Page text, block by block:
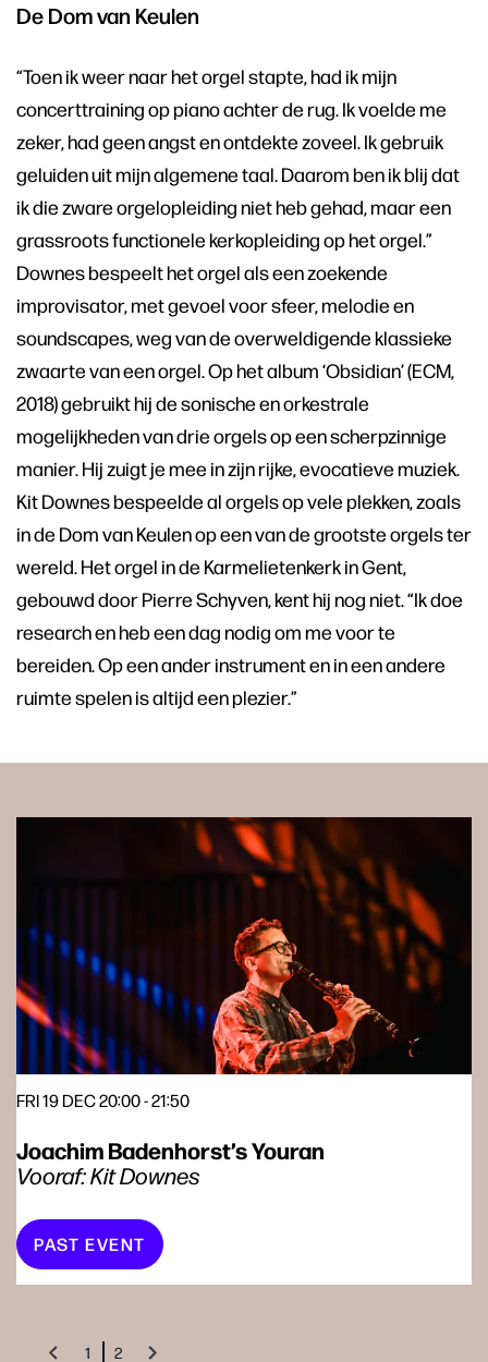
De Dom van Keulen
“Toen ik weer naar het orgel stapte, had ik mijn
concerttraining op piano achter de rug. Ik voelde me
zeker, had geen angst en ontdekte zoveel. Ik gebruik
geluiden uit mijn algemene taal. Daarom ben ik blij dat
ik die zware orgelopleiding niet heb gehad, maar een
grassroots functionele kerkopleiding op het orgel.”
Downes bespeelt het orgel als een zoekende
improvisator, met gevoel voor sfeer, melodie en
soundscapes, weg van de overweldigende klassieke
zwaarte van een orgel. Op het album ‘Obsidian’ (ECM,
2018) gebruikt hij de sonische en orkestrale
mogelijkheden van drie orgels op een scherpzinnige
manier. Hij zuigt je mee in zijn rijke, evocatieve muziek.
Kit Downes bespeelde al orgels op vele plekken, zoals
in de Dom van Keulen op een van de grootste orgels ter
wereld. Het orgel in de Karmelietenkerk in Gent,
gebouwd door Pierre Schyven, kent hij nog niet. “Ik doe
research en heb een dag nodig om me voor te
bereiden. Op een ander instrument en in een andere
ruimte spelen is altijd een plezier.”
Joachim Badenhorst’s Youran
Vooraf: Kit Downes
FRI 19 DEC20:00 - 21:50
PAST EVENT
1 2